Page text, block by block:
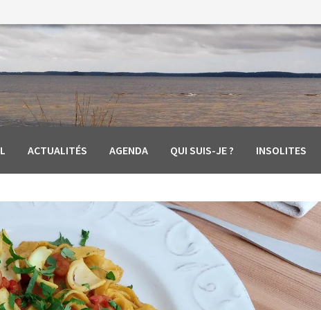
ACTUALITÉS AGENDA QUI SUIS-JE ? INSOLITES